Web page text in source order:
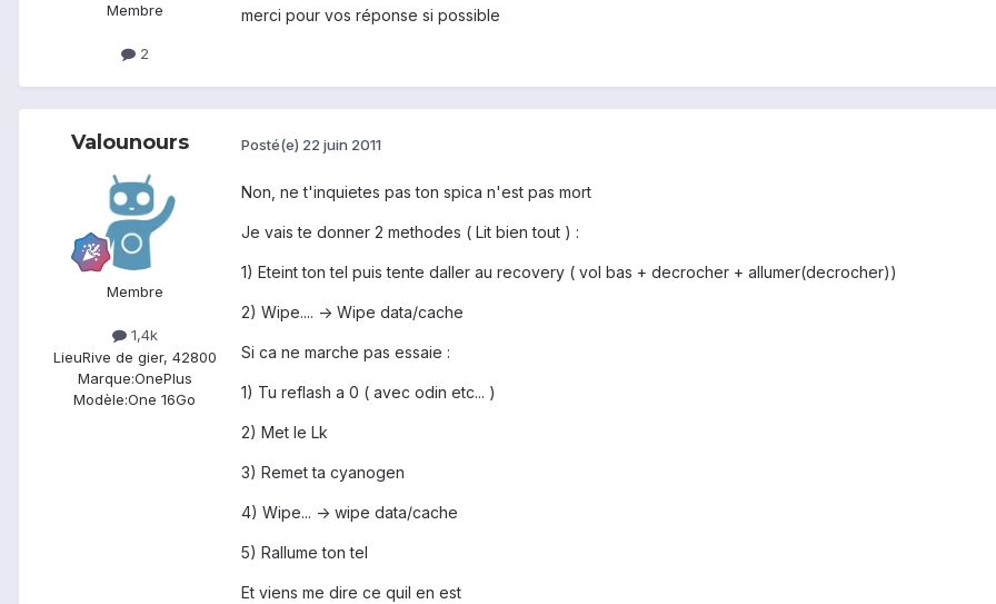
Membre
2
merci pour vos réponse si possible
Valounours
Membre
1,4k
LieuRive de gier, 42800
Marque:OnePlus
Modèle:One 16Go
Posté(e) 22 juin 2011
Non, ne t'inquietes pas ton spica n'est pas mort
Je vais te donner 2 methodes ( Lit bien tout ) :
1) Eteint ton tel puis tente daller au recovery ( vol bas + decrocher + allumer(decrocher))
2) Wipe.... -> Wipe data/cache
Si ca ne marche pas essaie :
1) Tu reflash a 0 ( avec odin etc... )
2) Met le Lk
3) Remet ta cyanogen
4) Wipe... -> wipe data/cache
5) Rallume ton tel
Et viens me dire ce quil en est